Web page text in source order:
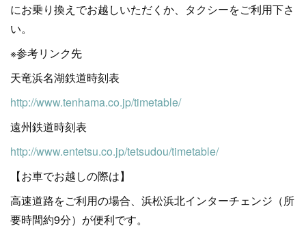
にお乗り換えでお越しいただくか、タクシーをご利用下さ
い。
※参考リンク先
天竜浜名湖鉄道時刻表
http://www.tenhama.co.jp/timetable/
遠州鉄道時刻表
http://www.entetsu.co.jp/tetsudou/timetable/
【お車でお越しの際は】
高速道路をご利用の場合、浜松浜北インターチェンジ（所
要時間約9分）が便利です。